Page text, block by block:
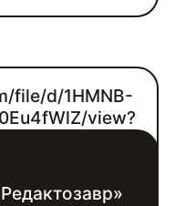
file/d/1HMNB-
view?